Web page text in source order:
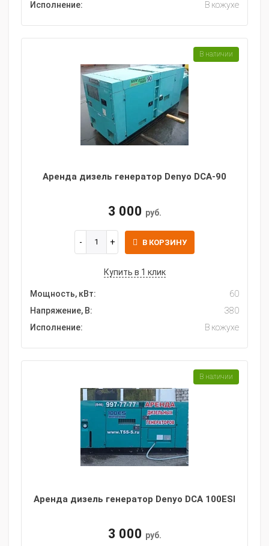
Исполнение:
В кожухе
Аренда дизель генератор Denyo DCA-90
3 000 руб.
В КОРЗИНУ
Купить в 1 клик
Мощность, кВт:
60
Напряжение, В:
380
Исполнение:
В кожухе
В наличии
Аренда дизель генератор Denyo DCA 100ESI
3 000 руб.
В наличии